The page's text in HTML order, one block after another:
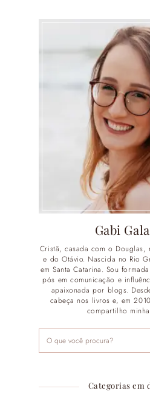
Gabi
Cristã, casada com o
e do Otávio. Nascida no Rio
em Santa Catarina. Sou
pós em comunicação e
apaixonada por blogs.
cabeça nos livros e, em
compartilho
Categorias em